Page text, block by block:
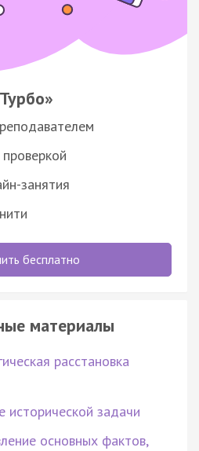
занятия
бесплатно
материалы
расстановка
задачи
основных фактов,